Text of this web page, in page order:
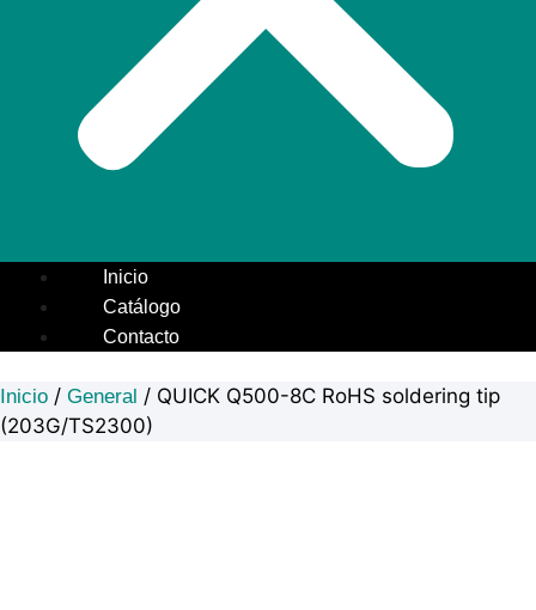
Inicio
Catálogo
Contacto
Inicio / General / QUICK Q500-8C RoHS soldering tip
(203G/TS2300)